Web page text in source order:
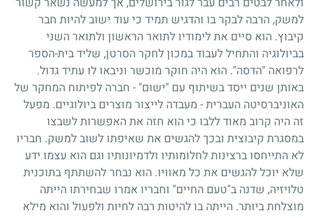
למשק, הרבה לבקר בו והדגיש תמיד כי עוד ישוב להיות חבר
קיבוץ. הוא סיים את לימודיו לתואר הראשון ולתואר השני
בביולוגיה והתחיל לעבוד במכון לחקר הסרטן, שליד בית-הספר
לרפואה "הדסה". הוא היה חוקר מוכשר וניבאו לו עתיד גדול.
באותן שנים ייסד בשיתוף עם "ישום" - חברה לפיתוח המחקר של
האוניברסיטה העברית- מעבדה לייצור מוצרים ביולוגיים. מפעל
זה היה קרוב מאוד ללבו כי הוא חזה את האפשרות לשבצו
במסגרת קיבוצית ובכך להגשים את שאיפתו לשוב למשק. חבריו
לא התייחסו ברצינות לחלומותיו ולדמיונותיו וגם הוא עצמו ידע
שלא יוכל להגשים את כל מאוויו. הוא נבחר להשתתף בתוכנית
טלויזיה, שדנה ב"טעם החיים" וחבריו אמרו שבחירתו הייתה
מוצלחת ביותר. הייתה בו להיטות רבה לחיות ולפעול והוא מילא